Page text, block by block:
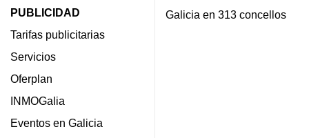
PUBLICIDAD
Tarifas publicitarias
Servicios
Oferplan
INMOGalia
Eventos en Galicia
Galicia en 313 concellos